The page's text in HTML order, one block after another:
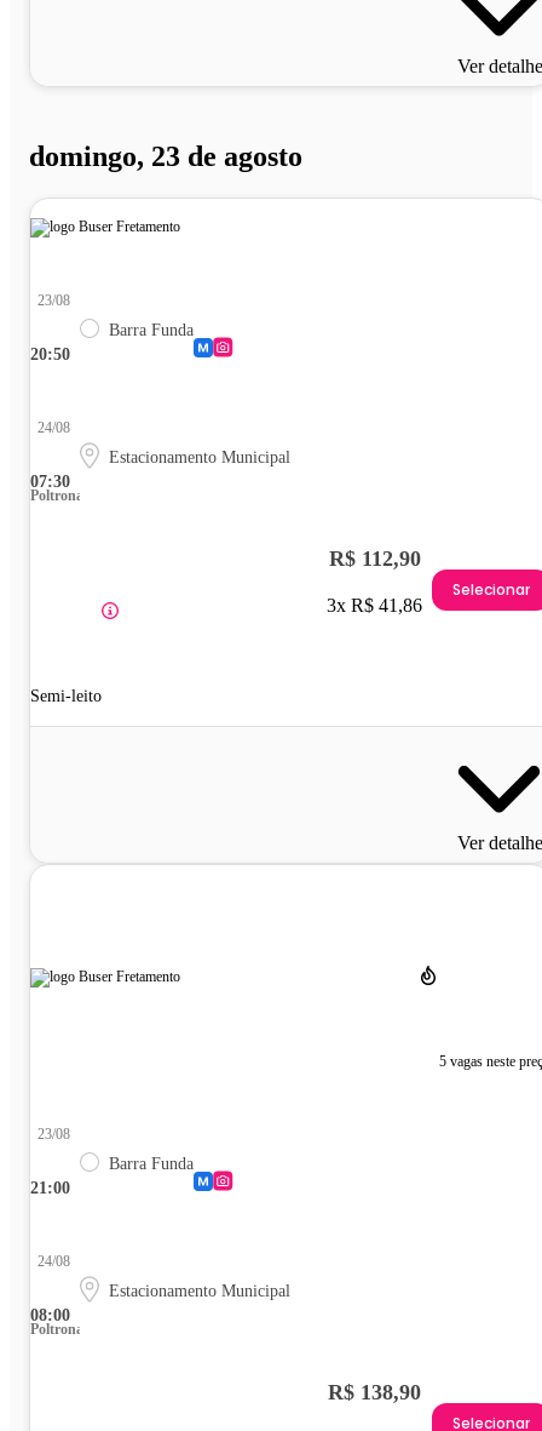
Ver
domingo, 23 de agosto
20:50
23/08
Barra Funda
07:30
24/08
Estacionamento Municipal
Poltrona
Semi-leito
R$ 112,90
3x R$ 41,86
Selecionar
Ver
5 vagas neste
21:00
23/08
Barra Funda
08:00
24/08
Estacionamento Municipal
Poltrona
R$ 138,90
Selecionar